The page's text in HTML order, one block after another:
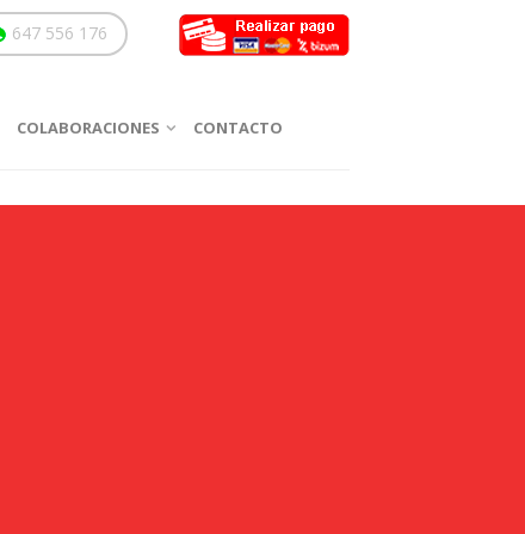
647 556 176
COLABORACIONES CONTACTO